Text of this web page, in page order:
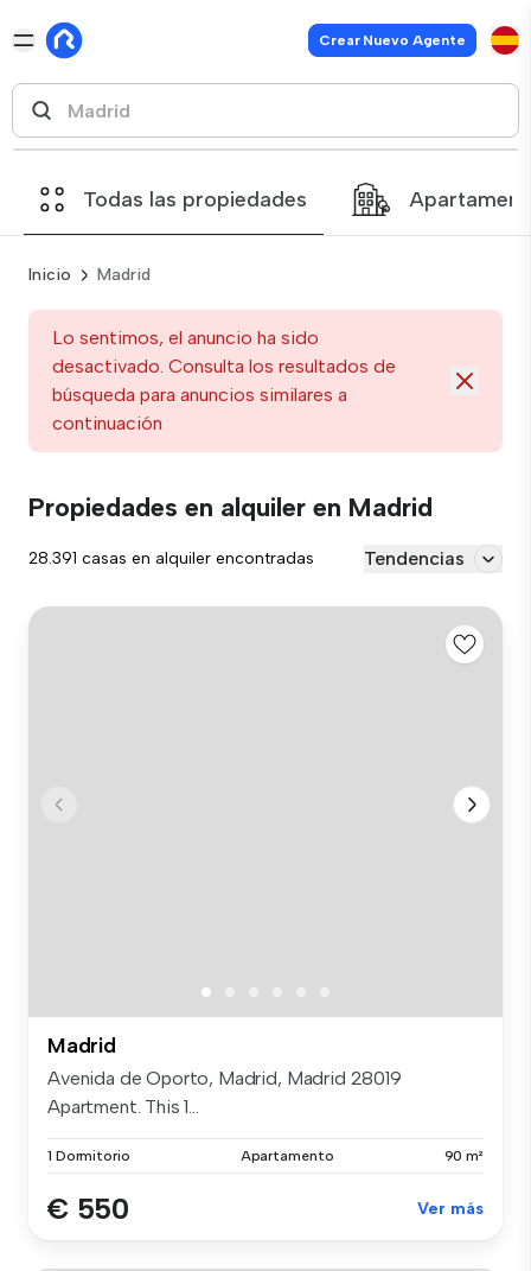
Crear Nuevo Agente
Todas las propiedades
Inicio Madrid
Lo sentimos, el anuncio ha sido
desactivado. Consulta los resultados de
búsqueda para anuncios similares a
continuación
Propiedades en alquiler en Madrid
28.391 casas en alquiler encontradas Tendencias
Madrid
Avenida de Oporto, Madrid, Madrid 28019
Apartment. This 1...
1 Dormitorio Apartamento 90 m²
€ 550 Ver más